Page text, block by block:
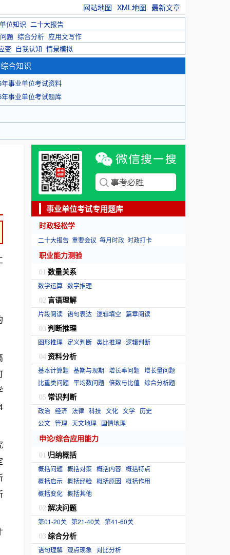
网站地图 XML地图 最新文章
位知识 二十大报告
题 综合分析 应用文写作
变 自我认知 情景模拟
合知识
年事业单位考试资料
年事业单位考试题库
事业单位考试专用题库
时政轻松学
二十大报告 重要会议 每月时政 时政打卡
职业能力测验
01 数量关系
数学运算 数字推理
02 言语理解
片段阅读 语句表达 逻辑填空 篇章阅读
03 判断推理
图形推理 定义判断 类比推理 逻辑判断
04 资料分析
基本计算题 基期与现期 增长率问题 增长量问题
比重类问题 平均数问题 倍数与比值 综合分析题
05 常识判断
政治 经济 法律 科技 文化 文学 历史
公文 管理 天文地理 国情地理
申论/综合应用能力
01 归纳概括
概括问题 概括对策 概括内容 概括特点
概括启示 概括经验 概括原因 概括作用
概括变化 概括其他
02 解决问题
第01-20关 第21-40关 第41-60关
03 综合分析
语句理解 观点现象 对比分析